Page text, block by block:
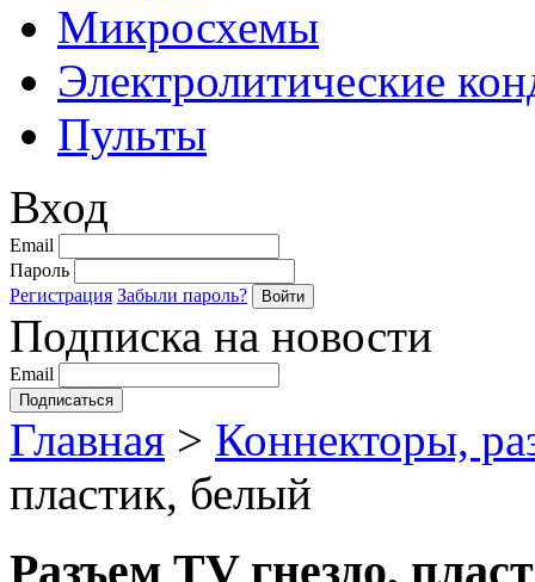
Микросхемы
Электролитические
Пульты
Вход
Email
Пароль
Регистрация Забыли пароль?
Подписка на новости
Email
Главная > Коннекторы,
пластик, белый
Разъем TV гнездо,